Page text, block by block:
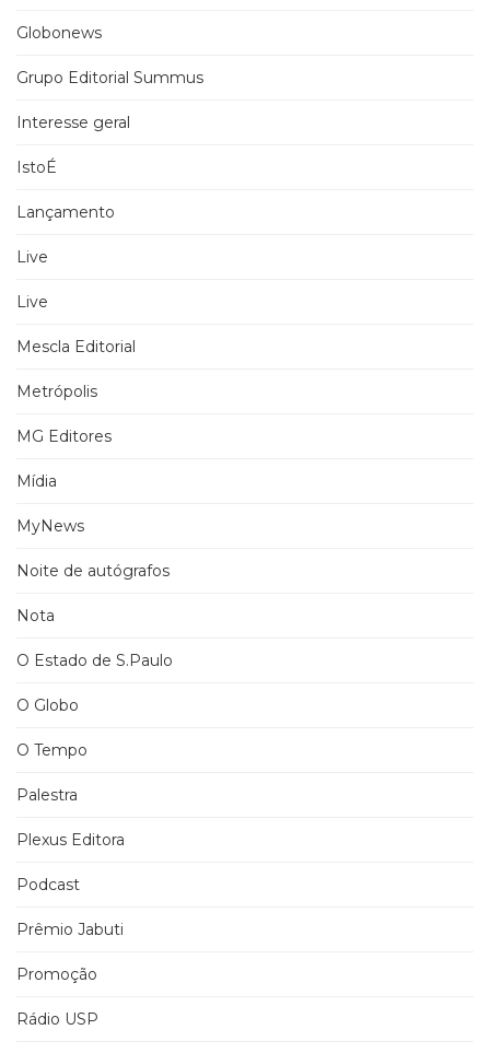
Globonews
Grupo Editorial Summus
Interesse geral
IstoÉ
Lançamento
Live
Live
Mescla Editorial
Metrópolis
MG Editores
Mídia
MyNews
Noite de autógrafos
Nota
O Estado de S.Paulo
O Globo
O Tempo
Palestra
Plexus Editora
Podcast
Prêmio Jabuti
Promoção
Rádio USP